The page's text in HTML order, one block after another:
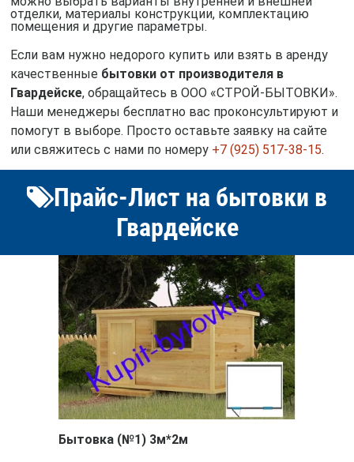
отделки, материалы конструкции, комплектацию
помещения и другие параметры.
Если вам нужно недорого купить или взять в аренду
качественные бытовки от производителя в
Гвардейске, обращайтесь в ООО «СТРОЙ-БЫТОВКИ».
Наши менеджеры бесплатно вас проконсультируют и
помогут в выборе. Просто оставьте заявку на сайте
или свяжитесь с нами по номеру +7 (925) 517-38-15.
Прайс-Лист на бытовки в
Гвардейске
Бытовка (№1) 3м*2м